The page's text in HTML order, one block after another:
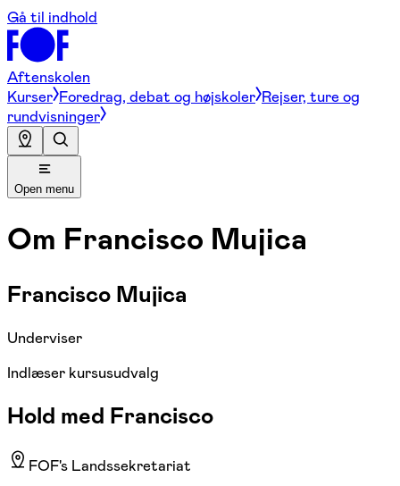
Gå til indhold
Aftenskolen
Kurser Foredrag, debat og højskoler Rejser, ture og
rundvisninger
Open menu
Om Francisco Mujica
Francisco Mujica
Underviser
Indlæser kursusudvalg
Hold med Francisco
FOF's Landssekretariat